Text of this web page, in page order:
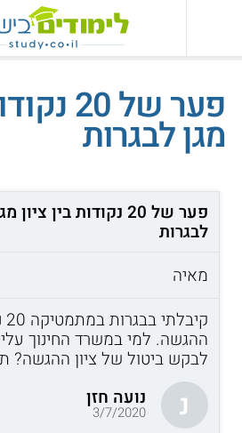
פער של
מגן לבגרות
פער של 20 נקודות בין ציון
לבגרות
מאיה
ההגשה. למי במשרד החינוך
לבקש ביטול של ציון ההגשה?
נ נועה חזן
3/7/2020